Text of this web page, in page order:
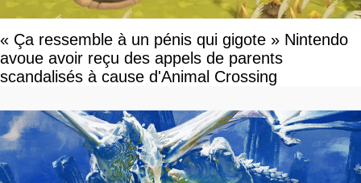
« Ça ressemble à un pénis qui gigote » Nintendo
avoue avoir reçu des appels de parents
scandalisés à cause d'Animal Crossing